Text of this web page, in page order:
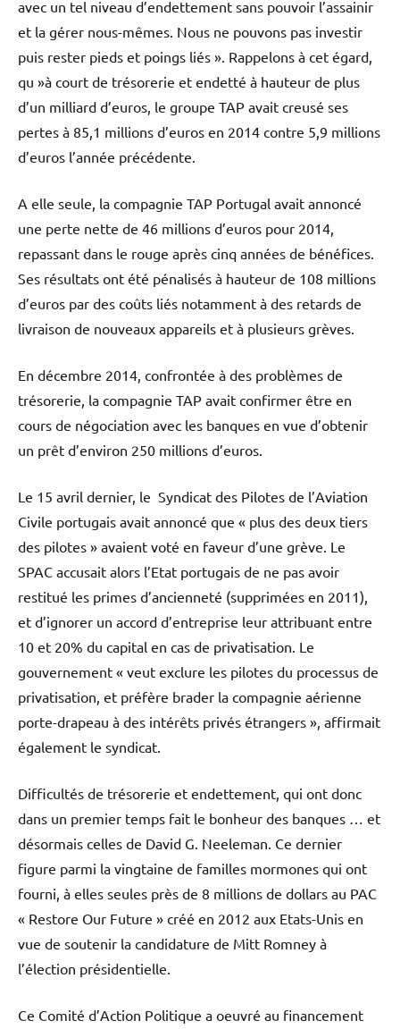
avec un tel niveau d’endettement sans pouvoir l’assainir
et la gérer nous-mêmes. Nous ne pouvons pas investir
puis rester pieds et poings liés ». Rappelons à cet égard,
qu »à court de trésorerie et endetté à hauteur de plus
d’un milliard d’euros, le groupe TAP avait creusé ses
pertes à 85,1 millions d’euros en 2014 contre 5,9 millions
d’euros l’année précédente.
A elle seule, la compagnie TAP Portugal avait annoncé
une perte nette de 46 millions d’euros pour 2014,
repassant dans le rouge après cinq années de bénéfices.
Ses résultats ont été pénalisés à hauteur de 108 millions
d’euros par des coûts liés notamment à des retards de
livraison de nouveaux appareils et à plusieurs grèves.
En décembre 2014, confrontée à des problèmes de
trésorerie, la compagnie TAP avait confirmer être en
cours de négociation avec les banques en vue d’obtenir
un prêt d’environ 250 millions d’euros.
Le 15 avril dernier, le Syndicat des Pilotes de l’Aviation
Civile portugais avait annoncé que « plus des deux tiers
des pilotes » avaient voté en faveur d’une grève. Le
SPAC accusait alors l’Etat portugais de ne pas avoir
restitué les primes d’ancienneté (supprimées en 2011),
et d’ignorer un accord d’entreprise leur attribuant entre
10 et 20% du capital en cas de privatisation. Le
gouvernement « veut exclure les pilotes du processus de
privatisation, et préfère brader la compagnie aérienne
porte-drapeau à des intérêts privés étrangers », affirmait
également le syndicat.
Difficultés de trésorerie et endettement, qui ont donc
dans un premier temps fait le bonheur des banques … et
désormais celles de David G. Neeleman. Ce dernier
figure parmi la vingtaine de familles mormones qui ont
fourni, à elles seules près de 8 millions de dollars au PAC
« Restore Our Future » créé en 2012 aux Etats-Unis en
vue de soutenir la candidature de Mitt Romney à
l’élection présidentielle.
Ce Comité d’Action Politique a oeuvré au financement